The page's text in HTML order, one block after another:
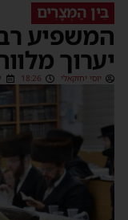
בֵּין הַמְּצָרִים
המשפיע
יערוך
יוסי יחזקאלי 18:26